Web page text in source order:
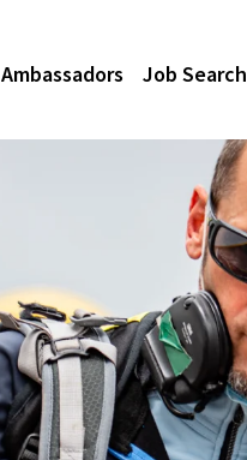
Ambassadors Job Search